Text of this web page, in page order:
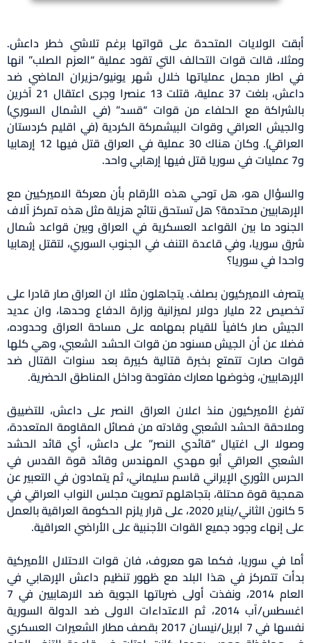
أبقت الولايات المتحدة على قواتها برغم تلاشي خطر داعش.
ومثلا، قالت قوات التحالف التي تقود عملية “العزم الصلب” انها
في اطار مجمل عملياتها خلال شهر يونيو/حزيران الماضي ضد
داعش، بلغت 37 عملية، قتلت 13 عنصرا وجرى اعتقال 21 آخرين
بالشراكة مع الحلفاء من قوات “قسد” (في الشمال السوري)
والجيش العراقي وقوات البيشمركة الكردية (في اقليم كردستان
العراقي). وكان هناك 30 عملية في العراق قتل فيها 12 إرهابيا
و7 عمليات في سوريا قتل فيها إرهابي واحد.
والسؤال هو، هل توحي هذه الأرقام بأن معركة الاميركيين مع
الإرهابيين محتدمة؟ هل تستحق نتائج هزيلة مثل هذه تمركز آلاف
الجنود ما بين القواعد العسكرية في العراق وبين قواعد شمال
شرق سوريا، وفي قاعدة التنف في الجنوب السوري، لتقتل إرهابيا
واحدا في سوريا؟
يتصرف الاميركيون بصلف. يتجاهلون مثلا ان العراق صار قادرا على
تخصيص 22 مليار دولار لميزانية وزارة الدفاع وحدها، وان عديد
الجيش صار كافياً للقيام بمهامه على مساحة العراق وحدوده،
فضلا عن أن الجيش مسنود من قوات الحشد الشعبي، وهي كلها
قوات صارت تتمتع بخبرة قتالية كبيرة بعد سنوات القتال ضد
الإرهابيين، وخوضها معارك مفتوحة وداخل المناطق الحضرية.
تفرغ الأميركيون منذ اعلان العراق النصر على داعش، للتضييق
وملاحقة الحشد الشعبي وقادته من فصائل المقاومة المتعددة،
وصولا الى اغتيال “قائدي النصر” على داعش، أي قائد الحشد
الشعبي العراقي أبو مهدي المهندس وقائد قوة القدس في
الحرس الثوري الإيراني قاسم سليماني، ثم يتمادون في التعبير عن
همجية قوة محتلة، بتجاهلهم تصويت مجلس النواب العراقي في
5 كانون الثاني/يناير 2020، على قرار يلزم الحكومة العراقية بالعمل
على إنهاء وجود جميع القوات الأجنبية على الأراضي العراقية.
أما في سوريا، فكما هو معروف، فان قوات الاحتلال الأميركية
بدأت تتمركز في هذا البلد مع ظهور تنظيم داعش الإرهابي في
العام 2014، ونفذت أولى ضرباتها الجوية ضد الارهابيين في 7
اغسطس/آب 2014، ثم الاعتداءات الاولى ضد الدولة السورية
نفسها في 7 ابريل/نيسان 2017 بقصف مطار الشعيرات العسكري